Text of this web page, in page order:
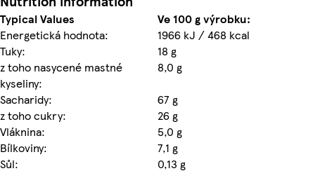
Typical Values
Ve 100 g výrobku:
Energetická hodnota:
1966 kJ / 468 kcal
Tuky:
18 g
z toho nasycené mastné
kyseliny:
8,0 g
Sacharidy:
67 g
z toho cukry:
26 g
Vláknina:
5,0 g
Bílkoviny:
7,1 g
Sůl:
0,13 g